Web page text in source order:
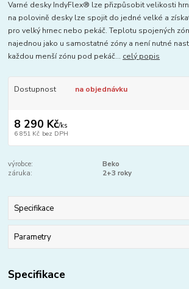
Varné desky IndyFlex® lze přizpůsobit velikosti
na polovině desky lze spojit do jedné velké a
pro velký hrnec nebo pekáč. Teplotu spojených
najednou jako u samostatné zóny a není nutné
každou menší zónu pod pekáč... celý popis
Dostupnost na objednávku
8 290 Kč/ks
6 851 Kč bez DPH
výrobce:
Beko
záruka:
2+3 roky
Specifikace
Parametry
Specifikace